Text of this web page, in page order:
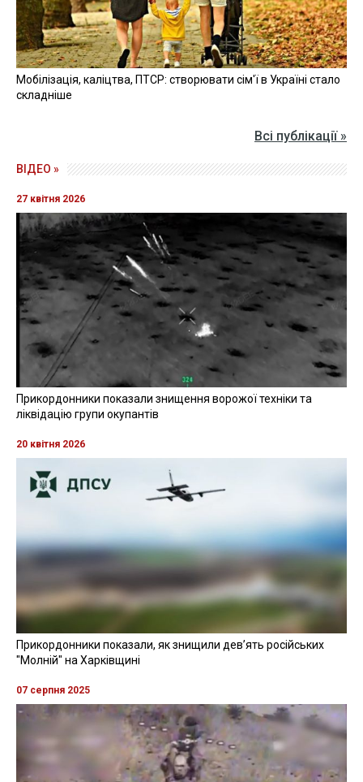
Мобілізація, каліцтва, ПТСР: створювати сім'ї в Україні стало
складніше
Всі публікації »
ВІДЕО »
27 квітня 2026
Прикордонники показали знищення ворожої техніки та
ліквідацію групи окупантів
20 квітня 2026
Прикордонники показали, як знищили девʼять російських
"Молній" на Харківщині
07 серпня 2025